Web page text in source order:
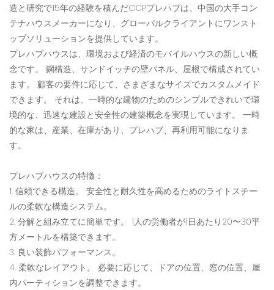
造と研究で15年の経験を積んだCCPプレハブは、中国の大手コン
テナハウスメーカーになり、グローバルクライアントにワンスト
ップソリューションを提供しています。
プレハブハウスは、環境および経済のモバイルハウスの新しい概
念です。 鋼構造、サンドイッチの壁パネル、屋根で構成されてい
ます。 顧客の要件に応じて、さまざまなサイズでカスタムメイド
できます。 それは、一時的な建物のためのシンプルできれいで環
境的な、迅速な建設と安全性の建築概念を実現しています。 一時
的な家は、産業、在庫があり、プレハブ、再利用可能になりま
す。
プレハブハウスの特徴：
1. 信頼できる構造。 安全性と耐久性を高めるためのライトスチー
ルの柔軟な構造システム。
2. 分解と組み立てに簡単です。 1人の労働者が1日あたり20〜30平
方メートルを構築できます。
3. 良い装飾パフォーマンス。
4. 柔軟なレイアウト。 必要に応じて、ドアの位置、窓の位置、屋
内パーティションを調整できます。